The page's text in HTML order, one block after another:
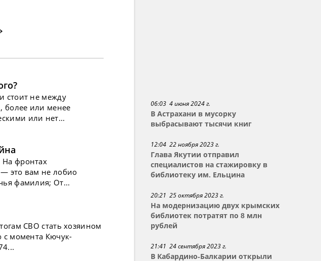
06:03 4 июня 2024 г.
В Астрахани в мусорку
выбрасывают тысячи книг
12:04 22 ноября 2023 г.
Глава Якутии отправил
специалистов на стажировку в
библиотеку им. Ельцина
20:21 25 октября 2023 г.
На модернизацию двух крымских
библиотек потратят по 8 млн
рублей
21:41 24 сентября 2023 г.
В Кабардино-Балкарии открыли
стоит не между
более или менее
или нет...
На фронтах
это вам не лобио
фамилия; От...
СВО стать хозяином
с момента Кючук-